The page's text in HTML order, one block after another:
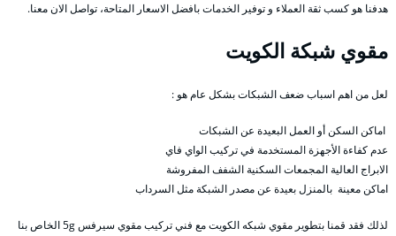
هدفنا هو كسب ثقة العملاء و توفير الخدمات بافضل الاسعار المتاحة، تواصل الان معنا.
مقوي شبكة الكويت
لعل من اهم اسباب ضعف الشبكات بشكل عام هو :
اماكن السكن أو العمل البعيدة عن الشبكات
عدم كفاءة الأجهزة المستخدمة في تركيب الواي فاي
الابراج العالية المجمعات السكنية الشفف المفروشة
اماكن معينة بالمنزل بعيدة عن مصدر الشبكة مثل السرداب
لذلك فقد قمنا بتطوير مقوي شبكه الكويت مع فني تركيب مقوي سيرفس 5g الخاص بنا